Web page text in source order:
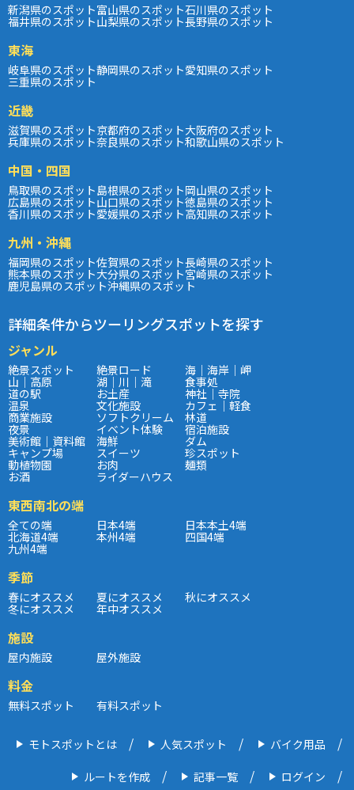
新潟県のスポット富山県のスポット石川県のスポット
福井県のスポット山梨県のスポット長野県のスポット
東海
岐阜県のスポット静岡県のスポット愛知県のスポット
三重県のスポット
近畿
滋賀県のスポット京都府のスポット大阪府のスポット
兵庫県のスポット奈良県のスポット和歌山県のスポット
中国・四国
鳥取県のスポット島根県のスポット岡山県のスポット
広島県のスポット山口県のスポット徳島県のスポット
香川県のスポット愛媛県のスポット高知県のスポット
九州・沖縄
福岡県のスポット佐賀県のスポット長崎県のスポット
熊本県のスポット大分県のスポット宮崎県のスポット
鹿児島県のスポット沖縄県のスポット
詳細条件からツーリングスポットを探す
ジャンル
絶景スポット 絶景ロード 海｜海岸｜岬
山｜高原 湖｜川｜滝 食事処
道の駅 お土産 神社｜寺院
温泉 文化施設 カフェ｜軽食
商業施設 ソフトクリーム 林道
夜景 イベント体験 宿泊施設
美術館｜資料館 海鮮 ダム
キャンプ場 スイーツ 珍スポット
動植物園 お肉 麺類
お酒 ライダーハウス
東西南北の端
全ての端 日本4端 日本本土4端
北海道4端 本州4端 四国4端
九州4端
季節
春にオススメ 夏にオススメ 秋にオススメ
冬にオススメ 年中オススメ
施設
屋内施設 屋外施設
料金
無料スポット 有料スポット
モトスポットとは 人気スポット バイク用品
ルートを作成 記事一覧 ログイン